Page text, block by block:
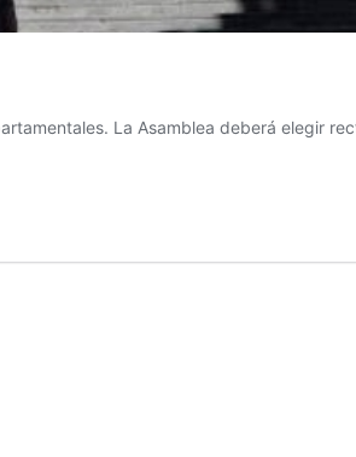
La Asamblea deberá elegir